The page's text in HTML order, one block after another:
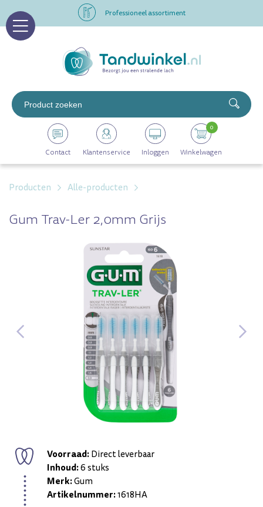
Professioneel assortiment
Op werkdagen voor 16.00 uur besteld, morgen in huis
Professioneel assortiment
Altijd op voorraad
Contact Klantenservice Inloggen Winkelwagen
0
Producten Alle-producten
Gum Trav-Ler 2,0mm Grijs
Voorraad:Direct leverbaar
Inhoud:6 stuks
Merk:Gum
Artikelnummer:1618HA